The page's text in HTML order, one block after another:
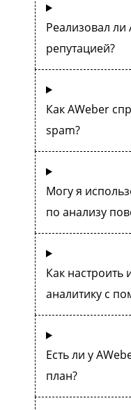
Реализовал ли
репутацией?
Как AWeber
spam?
Могу я
по анализу
Как настроить
аналитику с
Есть ли у
план?